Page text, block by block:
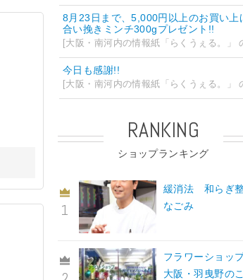
8月23日まで、5,000円以上のお買い上
合い挽きミンチ300gプレゼント!!
今日も感謝!!
RANKING
ショップランキング
緩消法 和らぎ
なごみ
フラワーショッ
大阪・羽曳野の